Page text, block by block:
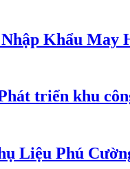
Khẩu May
triển khu
Liệu Phú